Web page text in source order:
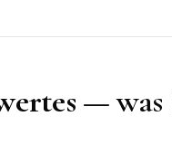
— was